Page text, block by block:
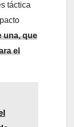
táctica
una, que
el